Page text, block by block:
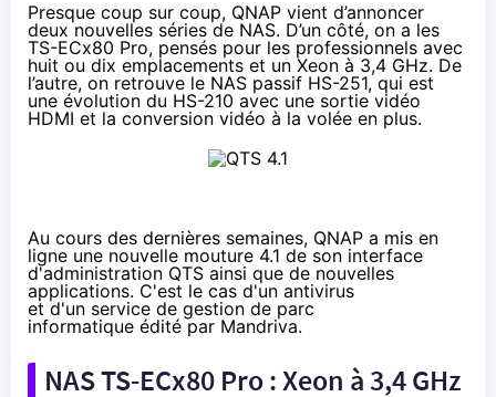
Presque coup sur coup, QNAP vient d’annoncer
deux nouvelles séries de NAS. D’un côté, on a les
TS-ECx80 Pro, pensés pour les professionnels avec
huit ou dix emplacements et un Xeon à 3,4 GHz. De
l’autre, on retrouve le NAS passif HS-251, qui est
une évolution du HS-210 avec une sortie vidéo
HDMI et la conversion vidéo à la volée en plus.
Au cours des dernières semaines, QNAP a mis en
ligne une nouvelle mouture 4.1 de son interface
d'administration QTS ainsi que de nouvelles
applications. C'est le cas d'un antivirus
et d'un service de gestion de parc
informatique édité par Mandriva.
NASTS-ECx80 Pro : Xeon à 3,4 GHz